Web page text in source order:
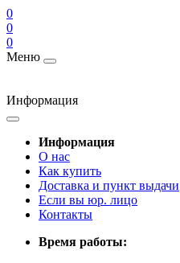
0
0
0
Меню
Информация
Информация
О нас
Как купить
Доставка и пункт выдачи
Если вы юр. лицо
Контакты
Время работы: